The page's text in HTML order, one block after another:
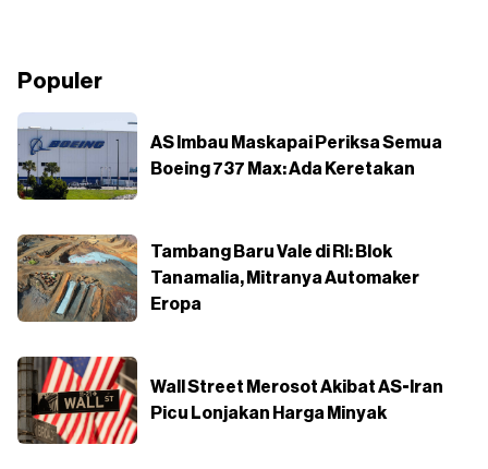
Populer
AS Imbau Maskapai Periksa Semua
Boeing 737 Max: Ada Keretakan
Tambang Baru Vale di RI: Blok
Tanamalia, Mitranya Automaker
Eropa
Wall Street Merosot Akibat AS-Iran
Picu Lonjakan Harga Minyak